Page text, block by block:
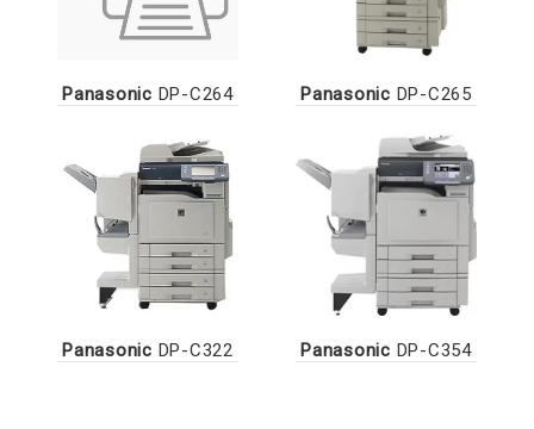
Panasonic DP-C264 Panasonic DP-C265
Panasonic DP-C322 Panasonic DP-C354